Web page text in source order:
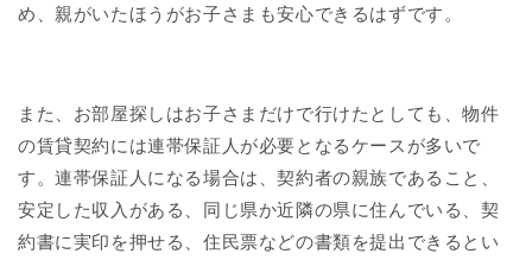
め、親がいたほうがお子さまも安心できるはずです。
また、お部屋探しはお子さまだけで行けたとしても、物件
の賃貸契約には連帯保証人が必要となるケースが多いで
す。連帯保証人になる場合は、契約者の親族であること、
安定した収入がある、同じ県か近隣の県に住んでいる、契
約書に実印を押せる、住民票などの書類を提出できるとい